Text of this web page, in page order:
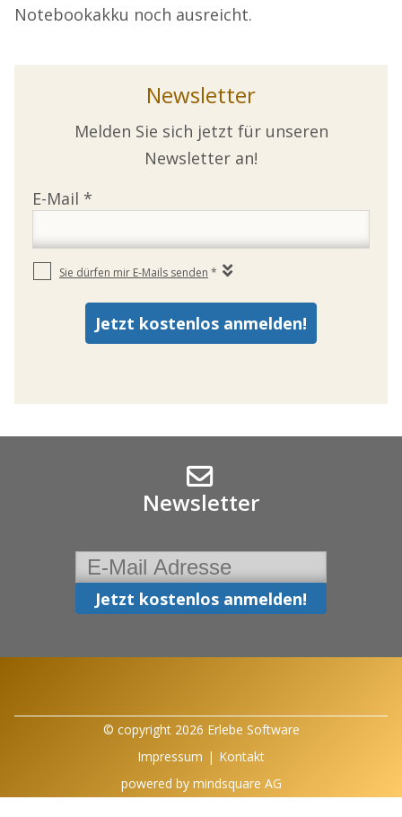
Notebookakku noch ausreicht.
Newsletter
Melden Sie sich jetzt für unseren
Newsletter an!
Newsletter
© copyright 2026 Erlebe Software
Impressum | Kontakt
powered by mindsquare AG